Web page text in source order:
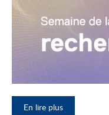
En lire plus